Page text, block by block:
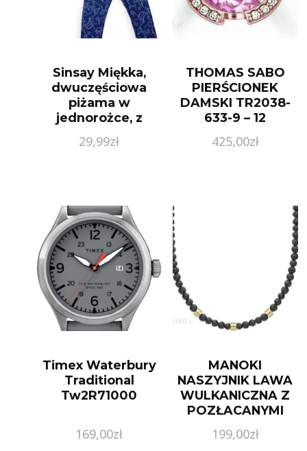
Sinsay Miękka,
dwuczęściowa
piżama w
jednorożce, z
długim rękawem
29,99zł
THOMAS SABO
PIERŚCIONEK
DAMSKI TR2038-
633-9 – 12
425,00zł
Timex Waterbury
Traditional
Tw2R71000
169,00zł
MANOKI
NASZYJNIK LAWA
WULKANICZNA Z
POZŁACANYMI
BEADS
199,00zł